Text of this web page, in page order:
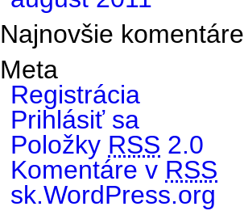
Najnovšie komentáre
Meta
Registrácia
Prihlásiť sa
Položky RSS 2.0
Komentáre v RSS
sk.WordPress.org